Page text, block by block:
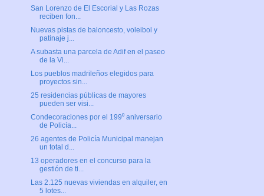
San Lorenzo de El Escorial y Las Rozas
reciben fon...
Nuevas pistas de baloncesto, voleibol y
patinaje j...
A subasta una parcela de Adif en el paseo
de la Vi...
Los pueblos madrileños elegidos para
proyectos sin...
25 residencias públicas de mayores
pueden ser visi...
Condecoraciones por el 199⁰ aniversario
de Policía...
26 agentes de Policía Municipal manejan
un total d...
13 operadores en el concurso para la
gestión de ti...
Las 2.125 nuevas viviendas en alquiler, en
5 lotes...